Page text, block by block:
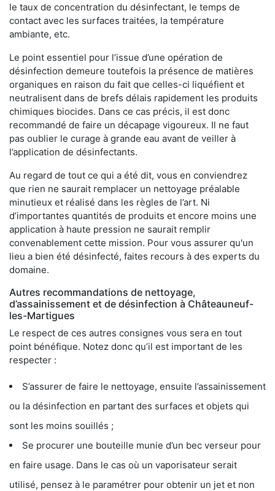
le taux de concentration du désinfectant, le temps de
contact avec les surfaces traitées, la température
ambiante, etc.
Le point essentiel pour l’issue d’une opération de
désinfection demeure toutefois la présence de matières
organiques en raison du fait que celles-ci liquéfient et
neutralisent dans de brefs délais rapidement les produits
chimiques biocides. Dans ce cas précis, il est donc
recommandé de faire un décapage vigoureux. Il ne faut
pas oublier le curage à grande eau avant de veiller à
l’application de désinfectants.
Au regard de tout ce qui a été dit, vous en conviendrez
que rien ne saurait remplacer un nettoyage préalable
minutieux et réalisé dans les règles de l’art. Ni
d’importantes quantités de produits et encore moins une
application à haute pression ne saurait remplir
convenablement cette mission. Pour vous assurer qu'un
lieu a bien été désinfecté, faites recours à des experts du
domaine.
Autres recommandations de nettoyage,
d’assainissement et de désinfection à Châteauneuf-
les-Martigues
Le respect de ces autres consignes vous sera en tout
point bénéfique. Notez donc qu’il est important de les
respecter :
S’assurer de faire le nettoyage, ensuite l’assainissement
ou la désinfection en partant des surfaces et objets qui
sont les moins souillés ;
Se procurer une bouteille munie d’un bec verseur pour
en faire usage. Dans le cas où un vaporisateur serait
utilisé, pensez à le paramétrer pour obtenir un jet et non